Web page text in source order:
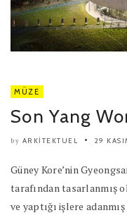
MÜZE
Son Yang
by ARKITEKTUEL 29
Güney Kore’nin
tarafından tasarlanmış
ve yaptığı işlere